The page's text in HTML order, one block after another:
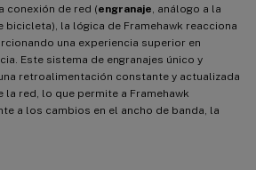
conexión de red (engranaje , análogo a la
bicicleta), la lógica de Framehawk reacciona
una experiencia superior en
Este sistema de engranajes único y
retroalimentación constante y actualizada
red, lo que permite a Framehawk
a los cambios en el ancho de banda, la